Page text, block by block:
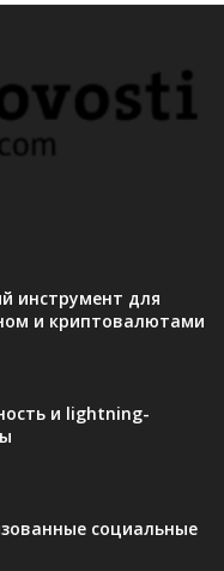
инструмент для
и криптовалютами
и lightning-
социальные